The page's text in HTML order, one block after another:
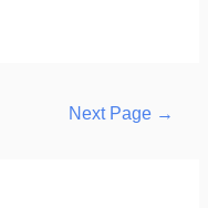
Next Page →